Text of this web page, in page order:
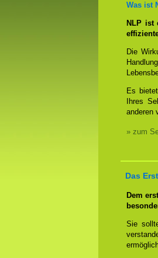
Was ist
NLP ist
Die
Es
Ihres
anderen
» zum
Das
Dem
Sie